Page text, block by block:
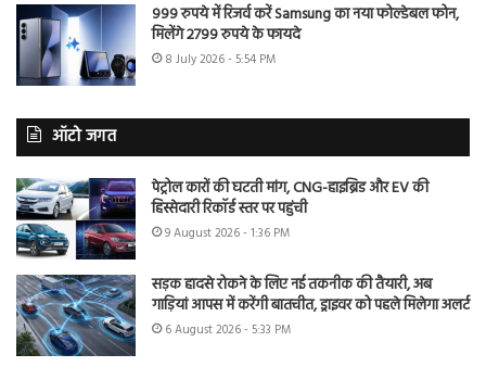
999 रुपये में रिजर्व करें Samsung का नया फोल्डेबल फोन,
मिलेंगे 2799 रुपये के फायदे
8 July 2026 - 5:54 PM
ऑटो जगत
पेट्रोल कारों की घटती मांग, CNG-हाइब्रिड और EV की
हिस्सेदारी रिकॉर्ड स्तर पर पहुंची
9 August 2026 - 1:36 PM
सड़क हादसे रोकने के लिए नई तकनीक की तैयारी, अब
गाड़ियां आपस में करेंगी बातचीत, ड्राइवर को पहले मिलेगा अलर्ट
6 August 2026 - 5:33 PM